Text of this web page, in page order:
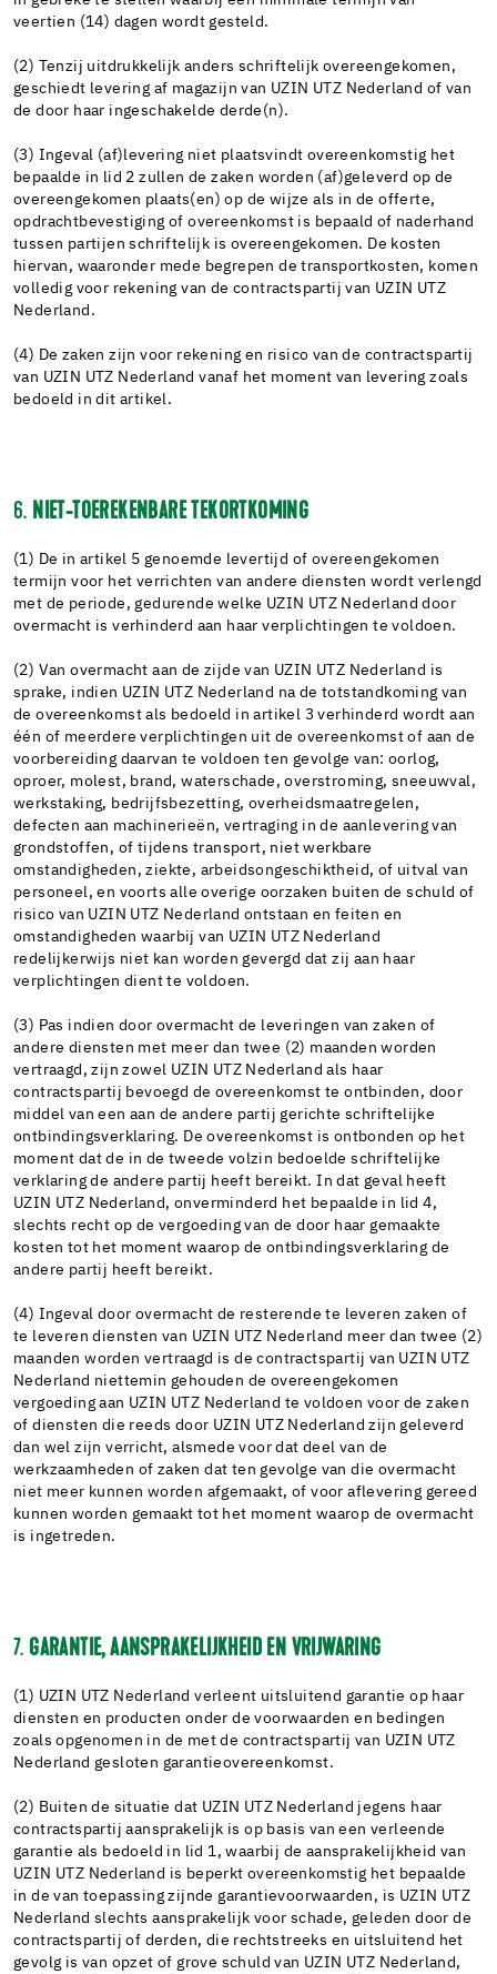
veertien (14) dagen wordt gesteld.
(2) Tenzij uitdrukkelijk anders schriftelijk overeengekomen,
geschiedt levering af magazijn van UZIN UTZ Nederland of van
de door haar ingeschakelde derde(n).
(3) Ingeval (af)levering niet plaatsvindt overeenkomstig het
bepaalde in lid 2 zullen de zaken worden (af)geleverd op de
overeengekomen plaats(en) op de wijze als in de offerte,
opdrachtbevestiging of overeenkomst is bepaald of naderhand
tussen partijen schriftelijk is overeengekomen. De kosten
hiervan, waaronder mede begrepen de transportkosten, komen
volledig voor rekening van de contractspartij van UZIN UTZ
Nederland.
(4) De zaken zijn voor rekening en risico van de contractspartij
van UZIN UTZ Nederland vanaf het moment van levering zoals
bedoeld in dit artikel.
6. NIET-TOEREKENBARE TEKORTKOMING
(1) De in artikel 5 genoemde levertijd of overeengekomen
termijn voor het verrichten van andere diensten wordt verlengd
met de periode, gedurende welke UZIN UTZ Nederland door
overmacht is verhinderd aan haar verplichtingen te voldoen.
(2) Van overmacht aan de zijde van UZIN UTZ Nederland is
sprake, indien UZIN UTZ Nederland na de totstandkoming van
de overeenkomst als bedoeld in artikel 3 verhinderd wordt aan
één of meerdere verplichtingen uit de overeenkomst of aan de
voorbereiding daarvan te voldoen ten gevolge van: oorlog,
oproer, molest, brand, waterschade, overstroming, sneeuwval,
werkstaking, bedrijfsbezetting, overheidsmaatregelen,
defecten aan machinerieën, vertraging in de aanlevering van
grondstoffen, of tijdens transport, niet werkbare
omstandigheden, ziekte, arbeidsongeschiktheid, of uitval van
personeel, en voorts alle overige oorzaken buiten de schuld of
risico van UZIN UTZ Nederland ontstaan en feiten en
omstandigheden waarbij van UZIN UTZ Nederland
redelijkerwijs niet kan worden gevergd dat zij aan haar
verplichtingen dient te voldoen.
(3) Pas indien door overmacht de leveringen van zaken of
andere diensten met meer dan twee (2) maanden worden
vertraagd, zijn zowel UZIN UTZ Nederland als haar
contractspartij bevoegd de overeenkomst te ontbinden, door
middel van een aan de andere partij gerichte schriftelijke
ontbindingsverklaring. De overeenkomst is ontbonden op het
moment dat de in de tweede volzin bedoelde schriftelijke
verklaring de andere partij heeft bereikt. In dat geval heeft
UZIN UTZ Nederland, onverminderd het bepaalde in lid 4,
slechts recht op de vergoeding van de door haar gemaakte
kosten tot het moment waarop de ontbindingsverklaring de
andere partij heeft bereikt.
(4) Ingeval door overmacht de resterende te leveren zaken of
te leveren diensten van UZIN UTZ Nederland meer dan twee (2)
maanden worden vertraagd is de contractspartij van UZIN UTZ
Nederland niettemin gehouden de overeengekomen
vergoeding aan UZIN UTZ Nederland te voldoen voor de zaken
of diensten die reeds door UZIN UTZ Nederland zijn geleverd
dan wel zijn verricht, alsmede voor dat deel van de
werkzaamheden of zaken dat ten gevolge van die overmacht
niet meer kunnen worden afgemaakt, of voor aflevering gereed
kunnen worden gemaakt tot het moment waarop de overmacht
is ingetreden.
7. GARANTIE, AANSPRAKELIJKHEID EN VRIJWARING
(1) UZIN UTZ Nederland verleent uitsluitend garantie op haar
diensten en producten onder de voorwaarden en bedingen
zoals opgenomen in de met de contractspartij van UZIN UTZ
Nederland gesloten garantieovereenkomst.
(2) Buiten de situatie dat UZIN UTZ Nederland jegens haar
contractspartij aansprakelijk is op basis van een verleende
garantie als bedoeld in lid 1, waarbij de aansprakelijkheid van
UZIN UTZ Nederland is beperkt overeenkomstig het bepaalde
in de van toepassing zijnde garantievoorwaarden, is UZIN UTZ
Nederland slechts aansprakelijk voor schade, geleden door de
contractspartij of derden, die rechtstreeks en uitsluitend het
gevolg is van opzet of grove schuld van UZIN UTZ Nederland,